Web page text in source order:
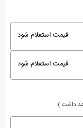
قیمت استعلام شود
قیمت استعلام شود
داشت )